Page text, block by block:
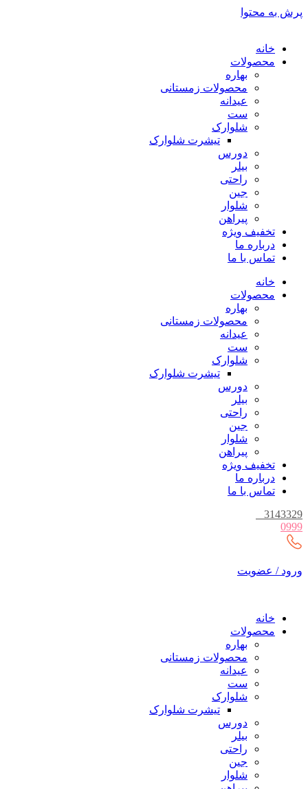
پرش به محتوا
خانه
محصولات
بهاره
محصولات زمستانی
عیدانه
ست
شلوارک
تیشرت شلوارک
دورس
بیلر
راحتی
جین
شلوار
پیراهن
تخفیف ویژه
درباره ما
تماس با ما
خانه
محصولات
بهاره
محصولات زمستانی
عیدانه
ست
شلوارک
تیشرت شلوارک
دورس
بیلر
راحتی
جین
شلوار
پیراهن
تخفیف ویژه
درباره ما
تماس با ما
3143329
0999
ورود / عضویت
خانه
محصولات
بهاره
محصولات زمستانی
عیدانه
ست
شلوارک
تیشرت شلوارک
دورس
بیلر
راحتی
جین
شلوار